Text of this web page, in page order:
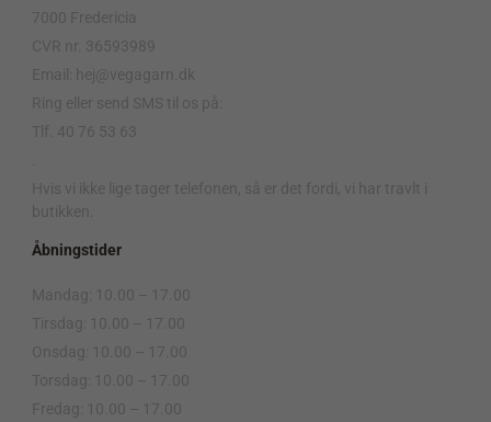
7000 Fredericia
CVR nr. 36593989
Email: hej@vegagarn.dk
Ring eller send SMS til os på:
Tlf. 40 76 53 63
Hvis vi ikke lige tager telefonen, så er det fordi, vi har travlt i
butikken.
Åbningstider
Mandag: 10.00 – 17.00
Tirsdag: 10.00 – 17.00
Onsdag: 10.00 – 17.00
Torsdag: 10.00 – 17.00
Fredag: 10.00 – 17.00